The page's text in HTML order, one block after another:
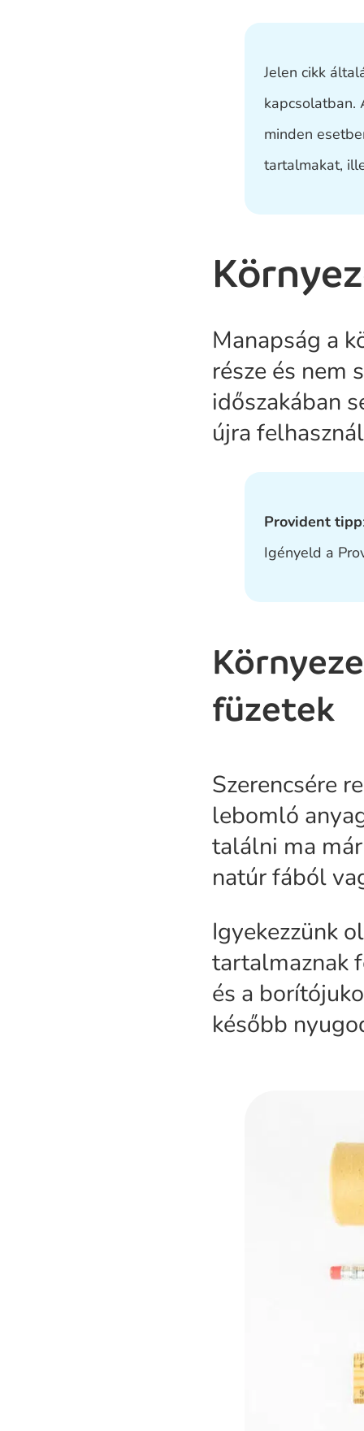
Jelen cikk
kapcsolatban.
minden
tartalmakat,
Manapság a
része és nem
időszakában
újra
Provident tipp
Igényeld a
füzetek
Szerencsére
lebomló
találni ma
natúr fából
Igyekezzünk
tartalmaznak
és a
később